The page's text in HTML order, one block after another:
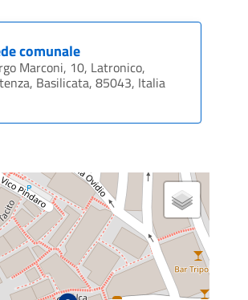
comunale
Marconi, 10, Latronico,
Basilicata, 85043, Italia